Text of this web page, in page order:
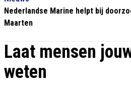
Nederlandse Marine helpt bij
Maarten
Laat mensen
weten